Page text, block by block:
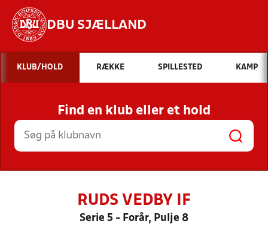
DBU SJÆLLAND
Hvad vil du søge efter?
INDHOLD OG NYHEDER
STILLINGER, RESULTATER, KLUBBER OG
HOLD
KLUB/HOLD RÆKKE SPILLESTED KAMP
Find en klub eller et hold
RUDS VEDBY IF
Serie 5 - Forår, Pulje 8